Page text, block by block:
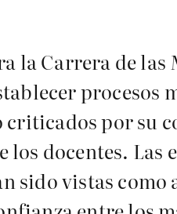
la Carrera de las
procesos
criticados por su
los docentes. Las
sido vistas como